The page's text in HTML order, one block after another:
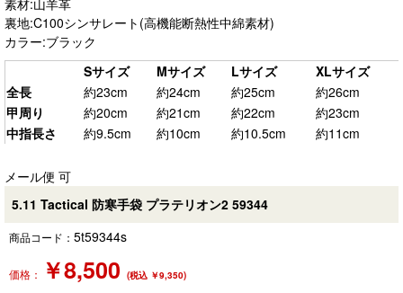
素材:山羊革
裏地:C100シンサレート(高機能断熱性中綿素材)
カラー:ブラック
Sサイズ
Mサイズ Lサイズ
XLサイズ
全長
約23cm 約24cm 約25cm
約26cm
甲周り
約20cm 約21cm 約22cm
約23cm
中指長さ
約9.5cm 約10cm 約10.5cm 約11cm
メール便 可
5.11 Tactical 防寒手袋 プラテリオン2 59344
商品コード： 5t59344s
価格： ￥8,500 (税込 ￥9,350)